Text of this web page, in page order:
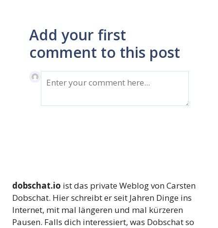
Add your first
comment to this post
dobschat.io ist das private Weblog von Carsten
Dobschat. Hier schreibt er seit Jahren Dinge ins
Internet, mit mal längeren und mal kürzeren
Pausen. Falls dich interessiert, was Dobschat so